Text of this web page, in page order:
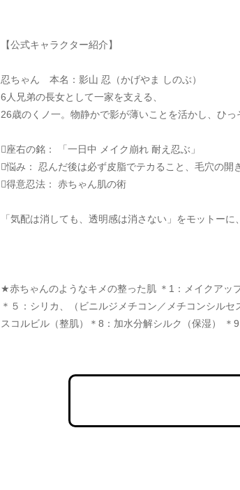
【公式キャラクター紹介】
忍ちゃん　本名：影山 忍（かげやま しのぶ）
6人兄弟の長女として一家を支える、
26歳のくノ一。物静かで影が薄いことを活かし、ひ
座右の銘： 「一日中 メイク崩れ 耐え忍ぶ」
悩み： 忍んだ後は必ず皮脂でテカること、毛穴の開
得意忍法： 赤ちゃん肌の術
「気配は消しても、透明感は消さない」をモットー
★赤ちゃんのようなキメの整った肌 ＊1：メイクアッ
＊５：シリカ、（ビニルジメチコン／メチコンシル
スコルビル（整肌）＊8：加水分解シルク（保湿） ＊